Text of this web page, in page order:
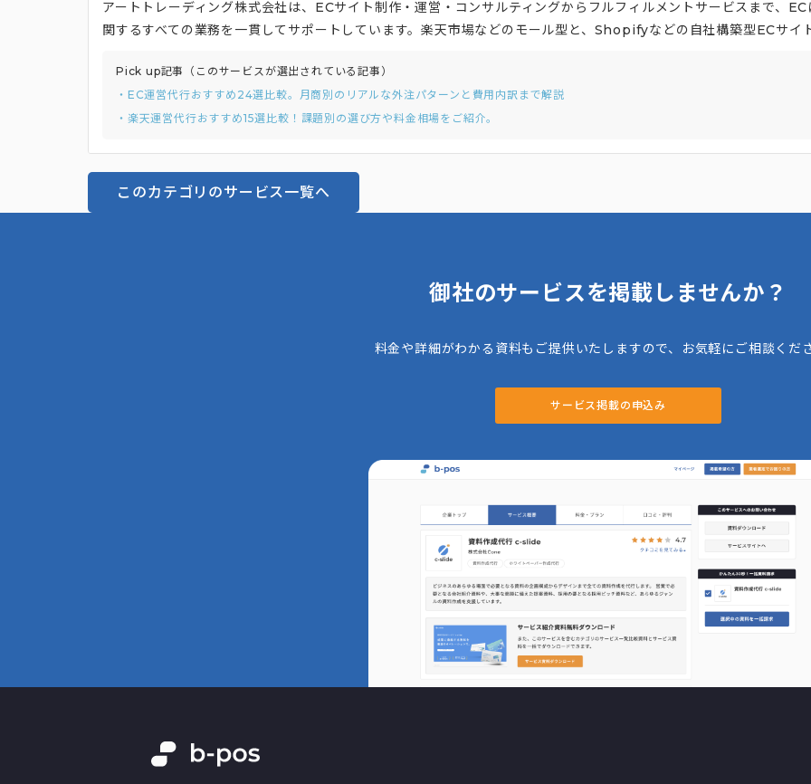
アートトレーディング株式会社は、ECサイト制作・運営・コンサルティングからフルフィルメントサービスまで、EC
関するすべての業務を一貫してサポートしています。楽天市場などのモール型と、Shopifyなどの自社構築型ECサイ
一括して依頼できます。15年以上の実績と200社以上のECサイト制作・運用経験から得たノウハウを活かし、ブランド
認知拡大や集客に関する施策を提案。 運営ディレクターやデザイナー、コーダーなどの人材から成る顧客専属チームが
運営し、ときには顧客の要望に対して異なる視点から提案するなど、ECサイトの売上拡大のためにサポートしていま
Pick up記事（このサービスが選出されている記事）
・EC運営代行おすすめ24選比較。月商別のリアルな外注パターンと費用内訳まで解説
・楽天運営代行おすすめ15選比較！課題別の選び方や料金相場をご紹介。
このカテゴリのサービス一覧へ
御社のサービスを掲載しませんか？
料金や詳細がわかる資料もご提供いたしますので、お気軽にご相談くださ
サービス掲載の申込み